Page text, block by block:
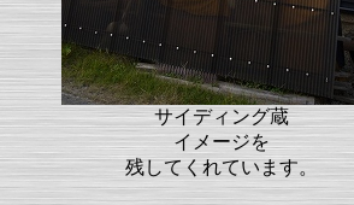
サイディング蔵
イメージを
残してくれています。